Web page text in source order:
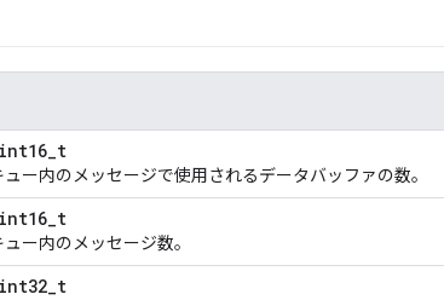
ュー内のメッセージで使用されるデータバッファの数。
ュー内のメッセージ数。